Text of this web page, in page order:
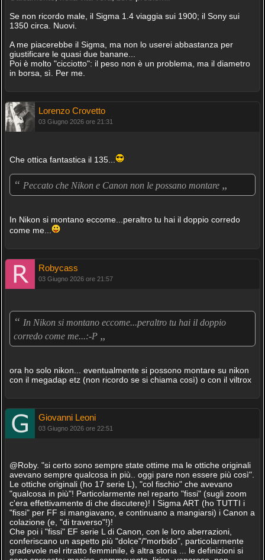
Se non ricordo male, il Sigma 1.4 viaggia sui 1900; il Sony sui
1350 circa. Nuovi.
A me piacerebbe il Sigma, ma non lo userei abbastanza per
giustificare le quasi due banane...
Poi è molto "cicciotto": il peso non è un problema, ma il diametro
in borsa, sì. Per me.
Lorenzo Crovetto
03 Giugno 2026 ore 21:31
Che ottica fantastica il 135...
“ Peccato che Nikon e Canon non le possano montare „
In Nikon si montano eccome...peraltro tu hai il doppio corredo
come me...
Robycass
03 Giugno 2026 ore 21:57
“ In Nikon si montano eccome...peraltro tu hai il doppio
corredo come me...:-P „
ora ho solo nikon... eventualmente si possono montare su nikon
con il megadap etz (non ricordo se si chiama così) o con il viltrox
Giovanni Leoni
03 Giugno 2026 ore 22:51
@Roby. "si certo sono sempre state ottime ma le ottiche originali
avevano sempre qualcosa in più.. oggi pare non essere più così".
Le ottiche originali (ho 17 serie L), "col fischio" che avevano
"qualcosa in più"! Particolarmente nel reparto "fissi" (sugli zoom
c'era effettivamente di che discutere)! I Sigma ART (ho TUTTI i
"fissi" per FF si mangiavano, e continuano a mangiarsi) i Canon a
colazione (e, "di traverso"!)!
Che poi i "fissi" EF serie L di Canon, con le loro aberrazioni,
conferiscano un aspetto più "dolce"/"morbido", particolarmente
gradevole nel ritratto femminile, è altra storia ... le definizioni si